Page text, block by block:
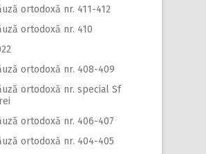
ortodoxă nr. 411-412
ortodoxă nr. 410
ortodoxă nr. 408-409
ortodoxă nr. special Sf
ortodoxă nr. 406-407
ortodoxă nr. 404-405